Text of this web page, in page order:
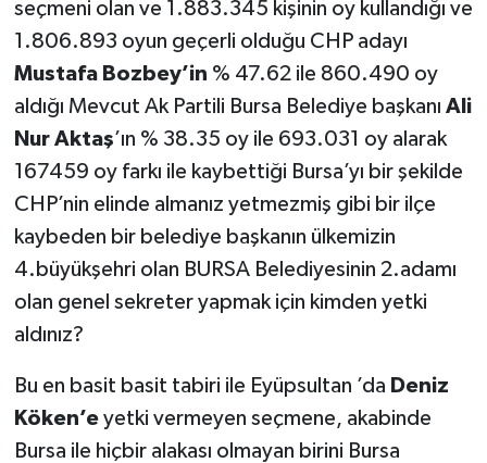
seçmeni olan ve 1.883.345 kişinin oy kullandığı ve
1.806.893 oyun geçerli olduğu CHP adayı
Mustafa Bozbey’in % 47.62 ile 860.490 oy
aldığı Mevcut Ak Partili Bursa Belediye başkanı Ali
Nur Aktaş’ın % 38.35 oy ile 693.031 oy alarak
167459 oy farkı ile kaybettiği Bursa’yı bir şekilde
CHP’nin elinde almanız yetmezmiş gibi bir ilçe
kaybeden bir belediye başkanın ülkemizin
4.büyükşehri olan BURSA Belediyesinin 2.adamı
olan genel sekreter yapmak için kimden yetki
aldınız?
Bu en basit basit tabiri ile Eyüpsultan ’da Deniz
Köken’eyetki vermeyen seçmene, akabinde
Bursa ile hiçbir alakası olmayan birini Bursa